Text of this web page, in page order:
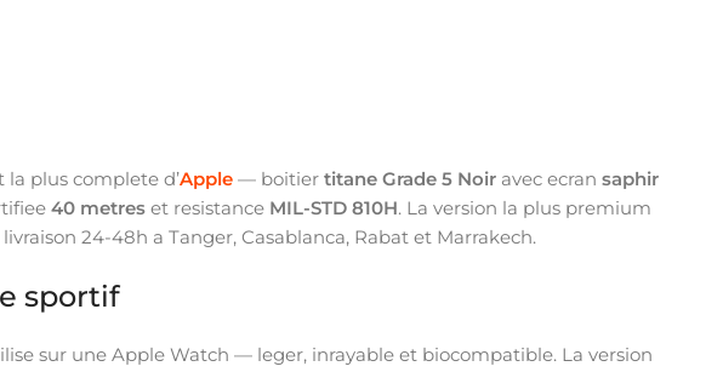
plus complete d’Apple — boitier titane Grade 5 Noir avec ecran saphir
40 metres et resistance MIL-STD 810H. La version la plus premium
24-48h a Tanger, Casablanca, Rabat et Marrakech.
sportif
sur une Apple Watch — leger, inrayable et biocompatible. La version